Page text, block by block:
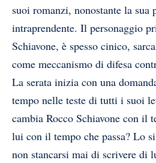
suoi romanzi, nonostante la sua
intraprendente. Il personaggio
Schiavone, è spesso cinico,
come meccanismo di difesa
La serata inizia con una
tempo nelle teste di tutti i suoi
cambia Rocco Schiavone con il
lui con il tempo che passa? Lo
non stancarsi mai di scrivere di